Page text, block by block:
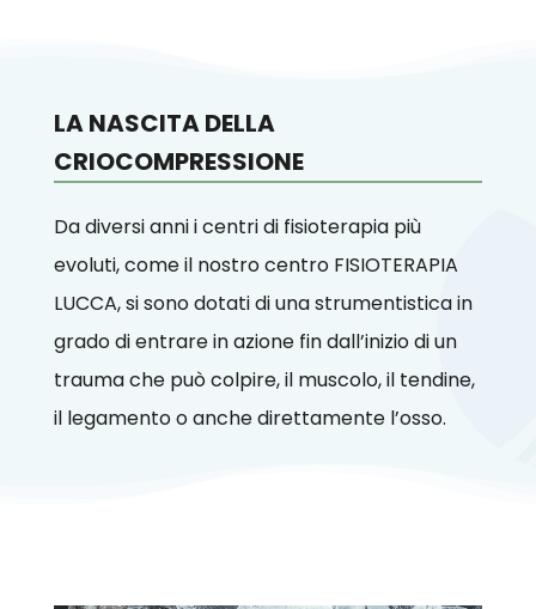
LA NASCITA DELLA
CRIOCOMPRESSIONE
Da diversi anni i centri di fisioterapia più
evoluti, come il nostro centro FISIOTERAPIA
LUCCA, si sono dotati di una strumentistica in
grado di entrare in azione fin dall’inizio di un
trauma che può colpire, il muscolo, il tendine,
il legamento o anche direttamente l’osso.